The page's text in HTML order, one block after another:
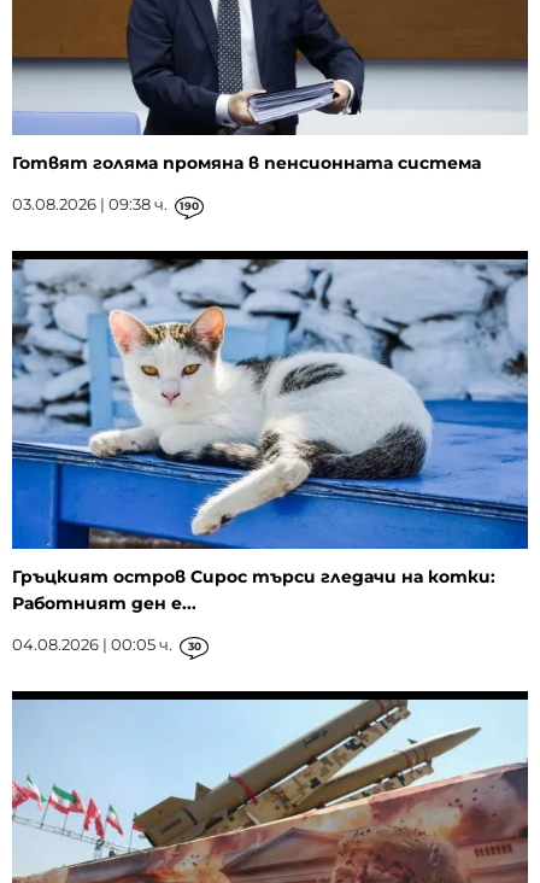
Готвят голяма промяна в пенсионната система
03.08.2026 | 09:38 ч. 190
Гръцкият остров Сирос търси гледачи на котки:
Работният ден е...
04.08.2026 | 00:05 ч. 30